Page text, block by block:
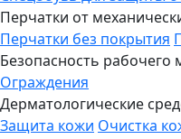
Перчатки от
Перчатки без покрытия
Безопасность рабочего
Ограждения
Дерматологические
Защита кожи Очистка